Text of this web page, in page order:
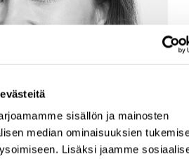
sisällön ja mainosten
median ominaisuuksien
Lisäksi jaamme